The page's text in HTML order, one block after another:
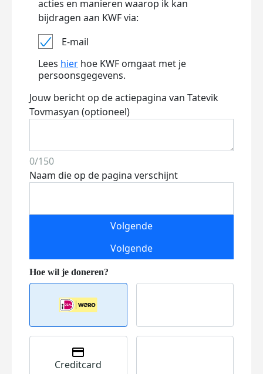
acties en manieren waarop ik kan
bijdragen aan KWF via:
E-mail
Lees hier hoe KWF omgaat met je
persoonsgegevens.
Jouw bericht op de actiepagina van Tatevik
Tovmasyan (optioneel)
0/150
Naam die op de pagina verschijnt
Volgende
Volgende
Creditcard